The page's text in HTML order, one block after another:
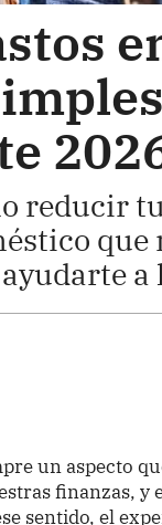
reducir
que
a
un aspecto
finanzas, y
sentido, el